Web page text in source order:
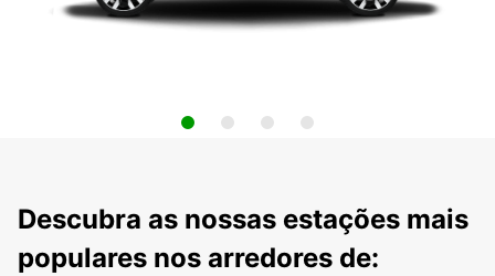
Descubra as nossas estações mais
populares nos arredores de: